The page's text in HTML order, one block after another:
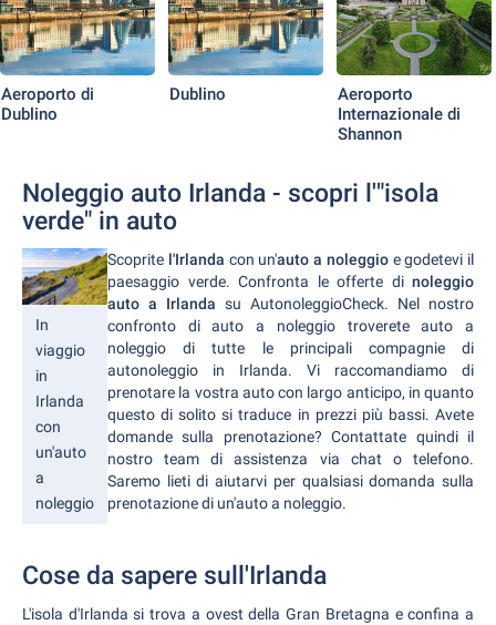
Aeroporto di
Dublino
Dublino
Aeroporto
Internazionale di
Shannon
Noleggio auto Irlanda - scopri l'"isola
verde" in auto
In
viaggio
in
Irlanda
con
un'auto
a
noleggio
Scoprite l'Irlanda con un'auto a noleggioe godetevi il
paesaggio verde. Confronta le offerte di noleggio
auto a Irlanda su AutonoleggioCheck. Nel nostro
confronto di auto a noleggio troverete auto a
noleggio di tutte le principali compagnie di
autonoleggio in Irlanda. Vi raccomandiamo di
prenotare la vostra auto con largo anticipo, in quanto
questo di solito si traduce in prezzi più bassi. Avete
domande sulla prenotazione? Contattate quindi il
nostro team di assistenza via chat o telefono.
Saremo lieti di aiutarvi per qualsiasi domanda sulla
prenotazione di un'auto a noleggio.
Cose da sapere sull'Irlanda
L'isola d'Irlanda si trova a ovest della Gran Bretagna e confina a